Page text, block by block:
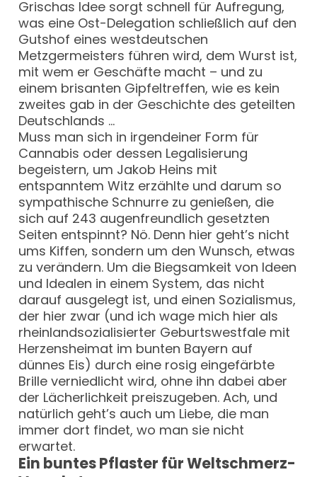
Grischas Idee sorgt schnell für Aufregung,
was eine Ost-Delegation schließlich auf den
Gutshof eines westdeutschen
Metzgermeisters führen wird, dem Wurst ist,
mit wem er Geschäfte macht – und zu
einem brisanten Gipfeltreffen, wie es kein
zweites gab in der Geschichte des geteilten
Deutschlands …
Muss man sich in irgendeiner Form für
Cannabis oder dessen Legalisierung
begeistern, um Jakob Heins mit
entspanntem Witz erzählte und darum so
sympathische Schnurre zu genießen, die
sich auf 243 augenfreundlich gesetzten
Seiten entspinnt? Nö. Denn hier geht’s nicht
ums Kiffen, sondern um den Wunsch, etwas
zu verändern. Um die Biegsamkeit von Ideen
und Idealen in einem System, das nicht
darauf ausgelegt ist, und einen Sozialismus,
der hier zwar (und ich wage mich hier als
rheinlandsozialisierter Geburtswestfale mit
Herzensheimat im bunten Bayern auf
dünnes Eis) durch eine rosig eingefärbte
Brille verniedlicht wird, ohne ihn dabei aber
der Lächerlichkeit preiszugeben. Ach, und
natürlich geht’s auch um Liebe, die man
immer dort findet, wo man sie nicht
erwartet.
Ein buntes Pflaster für Weltschmerz-